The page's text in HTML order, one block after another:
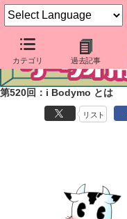
カテゴリ 過去記事
第520回：i Bodymo とは
リスト